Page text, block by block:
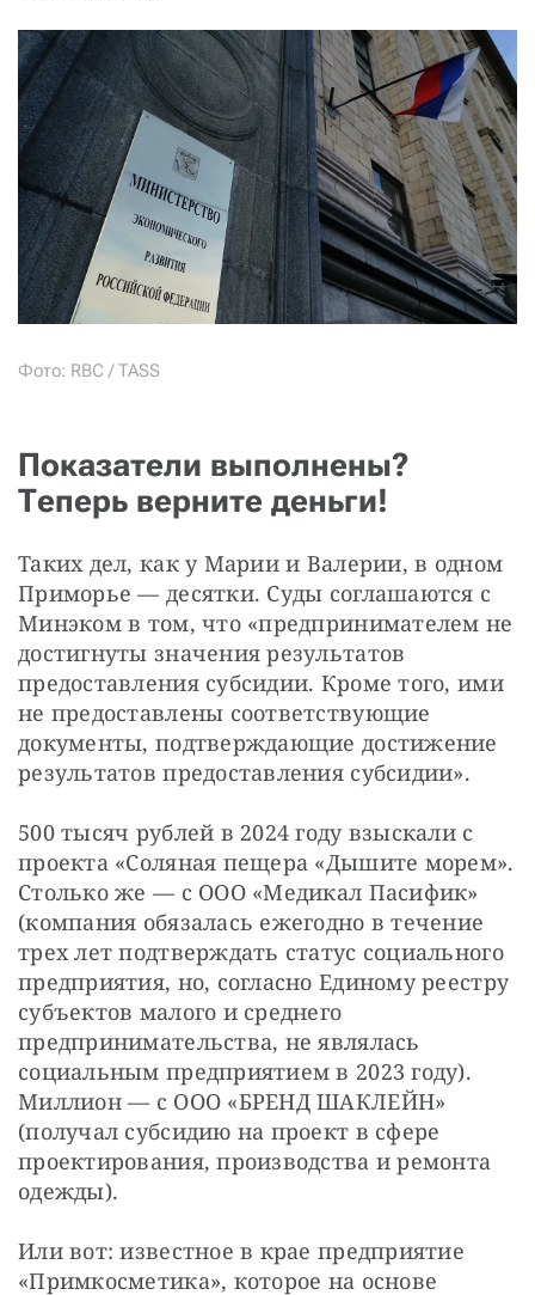
Фото: RBC / TASS
Показатели выполнены?
Теперь верните деньги!
Таких дел, как у Марии и Валерии, в одном
Приморье — десятки. Суды соглашаются с
Минэком в том, что «предпринимателем не
достигнуты значения результатов
предоставления субсидии. Кроме того, ими
не предоставлены соответствующие
документы, подтверждающие достижение
результатов предоставления субсидии».
500 тысяч рублей в 2024 году взыскали с
проекта «Соляная пещера «Дышите морем».
Столько же — с ООО «Медикал Пасифик»
(компания обязалась ежегодно в течение
трех лет подтверждать статус социального
предприятия, но, согласно Единому реестру
субъектов малого и среднего
предпринимательства, не являлась
социальным предприятием в 2023 году).
Миллион — с ООО «БРЕНД ШАКЛЕЙН»
(получал субсидию на проект в сфере
проектирования, производства и ремонта
одежды).
Или вот: известное в крае предприятие
«Примкосметика», которое на основе